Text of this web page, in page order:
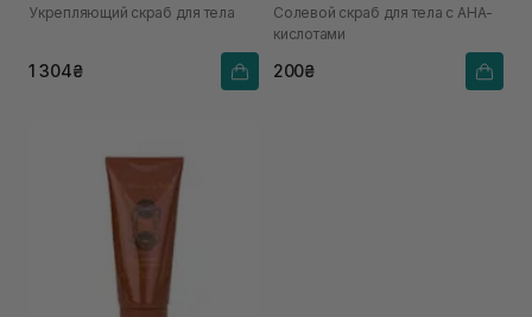
Укрепляющий скраб для тела
1 304₴
Солевой скраб для тела с AHA-
кислотами
200₴